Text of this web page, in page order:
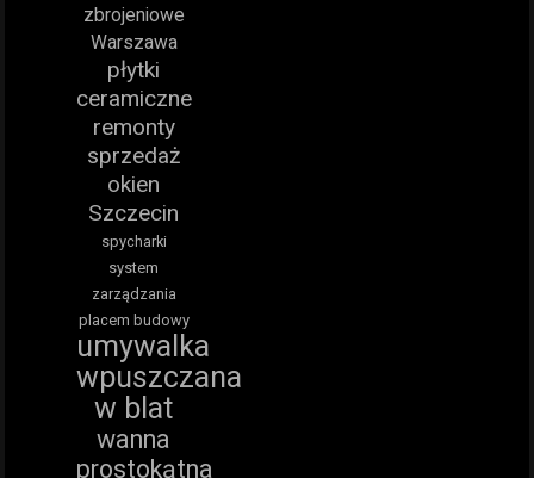
zbrojeniowe
Warszawa
płytki
ceramiczne
remonty
sprzedaż
okien
Szczecin
spycharki
system
zarządzania
placem budowy
umywalka
wpuszczana
w blat
wanna
prostokątna